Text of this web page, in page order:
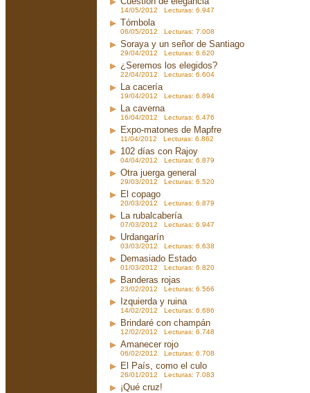
14/05/2012 Lecturas: 6.947
Tómbola
06/05/2012 Lecturas: 7.008
Soraya y un señor de Santiago
29/04/2012 Lecturas: 6.620
¿Seremos los elegidos?
22/04/2012 Lecturas: 6.604
La cacería
19/04/2012 Lecturas: 6.894
La caverna
16/04/2012 Lecturas: 6.476
Expo-matones de Mapfre
11/04/2012 Lecturas: 6.862
102 días con Rajoy
04/04/2012 Lecturas: 6.879
Otra juerga general
29/03/2012 Lecturas: 6.520
El copago
20/03/2012 Lecturas: 6.879
La rubalcabería
07/03/2012 Lecturas: 6.947
Urdangarín
03/03/2012 Lecturas: 6.638
Demasiado Estado
01/03/2012 Lecturas: 6.820
Banderas rojas
23/02/2012 Lecturas: 6.566
Izquierda y ruina
14/02/2012 Lecturas: 6.686
Brindaré con champán
12/02/2012 Lecturas: 6.748
Amanecer rojo
06/02/2012 Lecturas: 6.708
El País, como el culo
26/01/2012 Lecturas: 7.083
¡Qué cruz!